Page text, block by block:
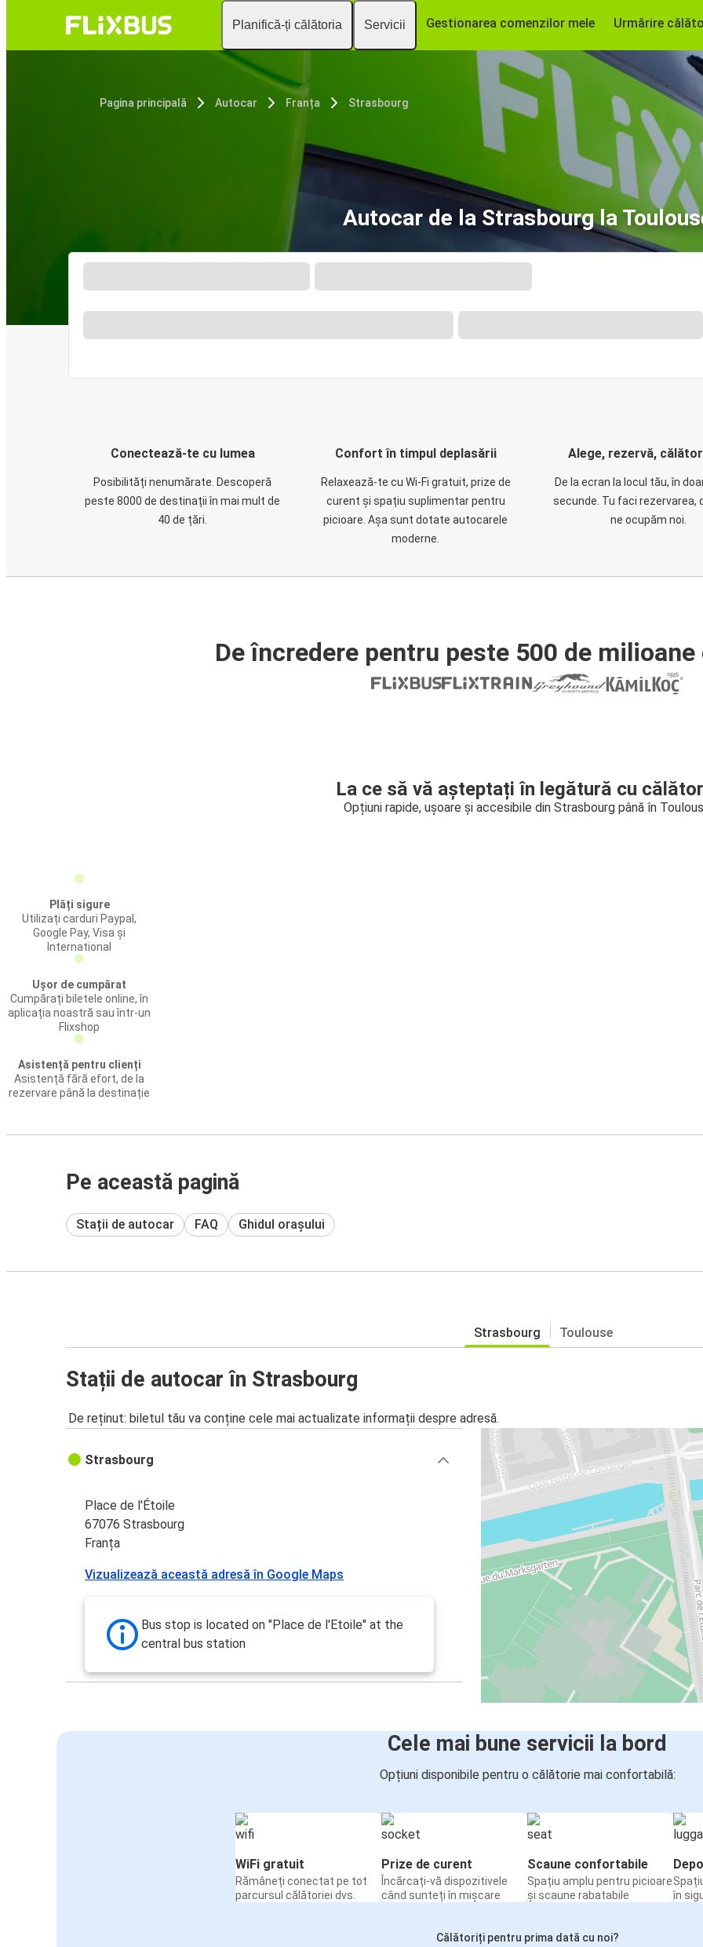
Planifică-ți călătoria Servicii Gestionarea comenzilor mele Urmărire
Pagina principală Autocar Franța Strasbourg
Autocar de la Strasbourg la
Conectează-te cu lumea
Posibilități nenumărate. Descoperă
peste 8000 de destinații în mai mult de
40 de țări.
Confort în timpul deplasării
Relaxează-te cu Wi-Fi gratuit, prize de
curent și spațiu suplimentar pentru
picioare. Așa sunt dotate autocarele
moderne.
Alege, rezervă,
De la ecran la locul tău, în
secunde. Tu faci rezervarea,
ne ocupăm noi.
De încredere pentru peste 500 de milioane
La ce să vă așteptați în legătură cu
Opțiuni rapide, ușoare și accesibile din Strasbourg până în
Plăți sigure
Utilizați carduri Paypal,
Google Pay, Visa și
International
Ușor de cumpărat
Cumpărați biletele online, în
aplicația noastră sau într-un
Flixshop
Asistență pentru clienți
Asistență fără efort, de la
rezervare până la destinație
Pe această pagină
Stații de autocar FAQ Ghidul orașului
Strasbourg Toulouse
Stații de autocar în Strasbourg
De reținut: biletul tău va conține cele mai actualizate informații despre adresă.
Strasbourg
Place de l'Étoile
67076 Strasbourg
Franța
Vizualizează această adresă în Google Maps
Bus stop is located on "Place de l'Etoile" at the
central bus station
Cele mai bune servicii la bord
Opțiuni disponibile pentru o călătorie mai confortabilă:
WiFi gratuit
Rămâneți conectat pe tot
parcursul călătoriei dvs.
Prize de curent
Încărcați-vă dispozitivele
când sunteți în mișcare
Scaune confortabile
Spațiu amplu pentru picioare
și scaune rabatabile
în
Călătoriți pentru prima dată cu noi?